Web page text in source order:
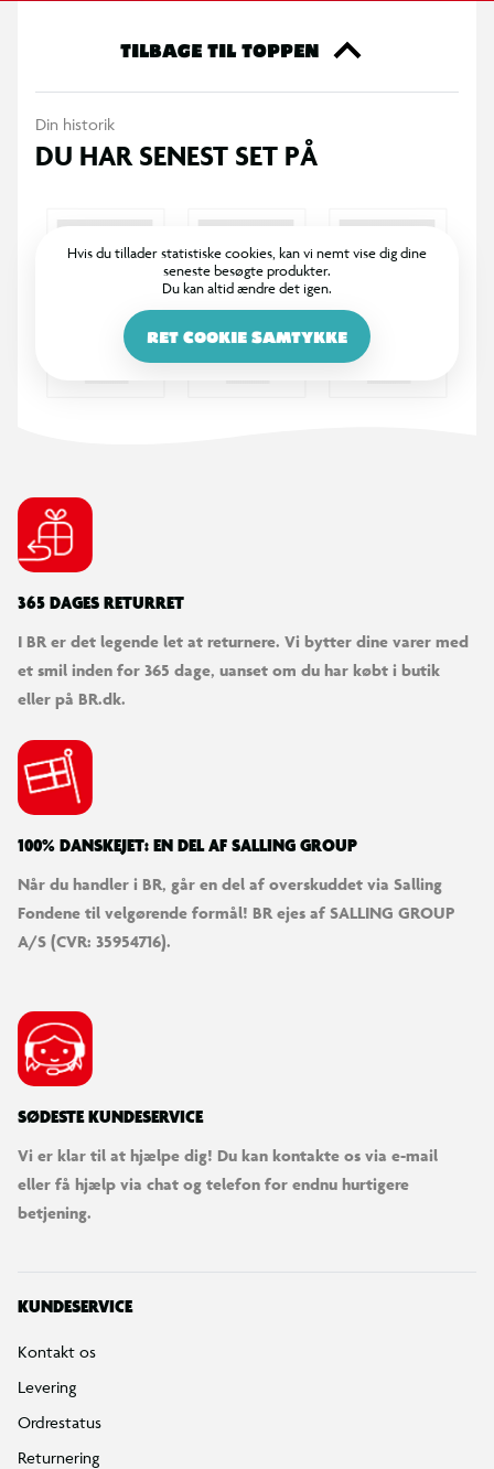
TILBAGE TIL TOPPEN
Din historik
DU HAR SENEST SET PÅ
Hvis du tillader statistiske cookies, kan vi nemt vise dig dine
seneste besøgte produkter.
Du kan altid ændre det igen.
RET COOKIE SAMTYKKE
365 DAGES RETURRET
I BR er det legende let at returnere. Vi bytter dine varer med
et smil inden for 365 dage, uanset om du har købt i butik
eller på BR.dk.
100% DANSKEJET: EN DEL AF SALLING GROUP
Når du handler i BR, går en del af overskuddet via Salling
Fondene til velgørende formål! BR ejes af SALLING GROUP
A/S (CVR: 35954716).
SØDESTE KUNDESERVICE
Vi er klar til at hjælpe dig! Du kan kontakte os via e-mail
eller få hjælp via chat og telefon for endnu hurtigere
betjening.
KUNDESERVICE
Kontakt os
Levering
Ordrestatus
Returnering